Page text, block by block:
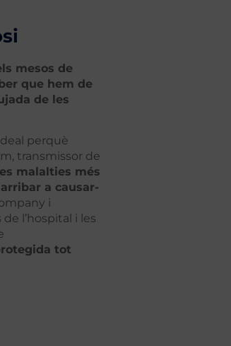
mesos de
que hem de
de les
perquè
transmissor de
malalties més
a causar-
i
l’hospital i les
tot